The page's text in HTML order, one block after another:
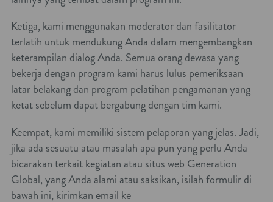
Ketiga, kami menggunakan moderator dan fasilitator
terlatih untuk mendukung Anda dalam mengembangkan
keterampilan dialog Anda. Semua orang dewasa yang
bekerja dengan program kami harus lulus pemeriksaan
latar belakang dan program pelatihan pengamanan yang
ketat sebelum dapat bergabung dengan tim kami.
Keempat, kami memiliki sistem pelaporan yang jelas. Jadi,
jika ada sesuatu atau masalah apa pun yang perlu Anda
bicarakan terkait kegiatan atau situs web Generation
Global, yang Anda alami atau saksikan, isilah formulir di
bawah ini, kirimkan email ke